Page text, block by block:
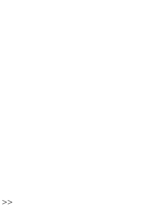
>>